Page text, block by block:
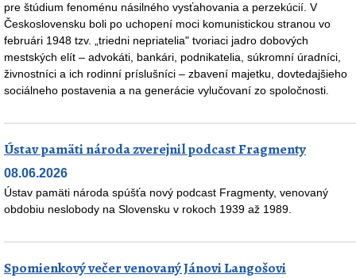
pre štúdium fenoménu násilného vysťahovania a perzekúcií. V
Československu boli po uchopení moci komunistickou stranou vo
februári 1948 tzv. „triedni nepriatelia" tvoriaci jadro dobových
mestských elít – advokáti, bankári, podnikatelia, súkromní úradníci,
živnostníci a ich rodinní príslušníci – zbavení majetku, dovtedajšieho
sociálneho postavenia a na generácie vylučovaní zo spoločnosti.
Ústav pamäti národa zverejnil podcast Fragmenty
08.06.2026
Ústav pamäti národa spúšťa nový podcast Fragmenty, venovaný
obdobiu neslobody na Slovensku v rokoch 1939 až 1989.
Spomienkový večer venovaný Jánovi Langošovi